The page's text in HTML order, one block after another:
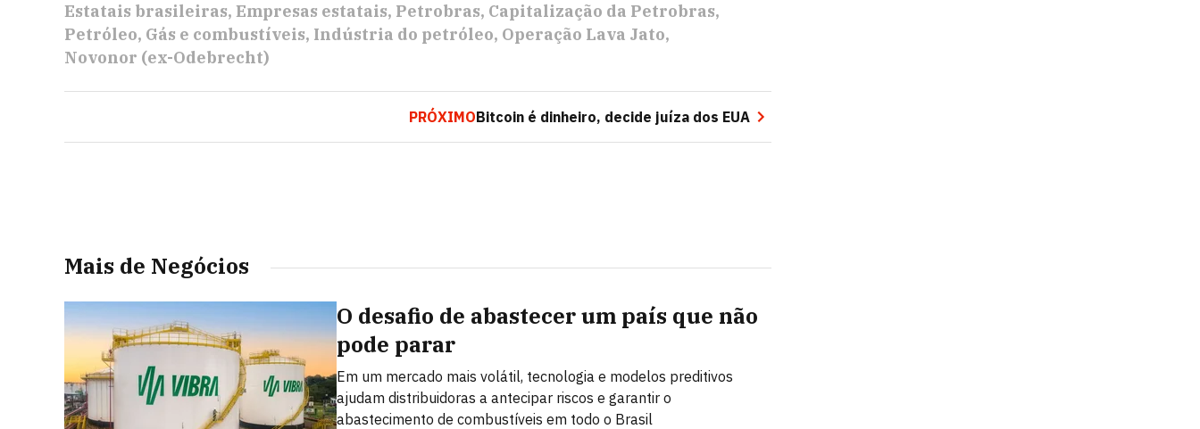
Estatais brasileiras Empresas estatais Petrobras Capitalização da Petrobras
Petróleo Gás e combustíveis Indústria do petróleo Operação Lava Jato
Novonor (ex-Odebrecht)
PRÓXIMOBitcoin é dinheiro, decide juíza dos EUA
Mais de Negócios
O desafio de abastecer um país que não
pode parar
Em um mercado mais volátil, tecnologia e modelos preditivos
ajudam distribuidoras a antecipar riscos e garantir o
abastecimento de combustíveis em todo o Brasil